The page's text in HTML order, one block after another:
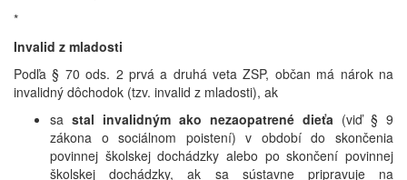
*
Invalid z mladosti
Podľa § 70 ods. 2 prvá a druhá veta ZSP, občan má nárok na
invalidný dôchodok (tzv. invalid z mladosti), ak
sa stal invalidným ako nezaopatrené dieťa (viď § 9
zákona o sociálnom poistení) v období do skončenia
povinnej školskej dochádzky alebo po skončení povinnej
školskej dochádzky, ak sa sústavne pripravuje na